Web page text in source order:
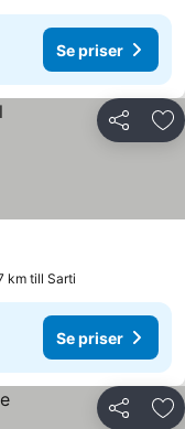
Se priser
Dela
km till Sarti
Se priser
Dela